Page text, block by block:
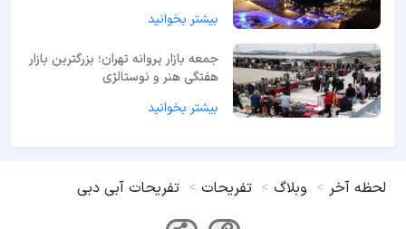
بیشتر بخوانید
جمعه بازار پروانه تهران؛ بزرگترین بازار
هفتگی هنر و نوستالژی
بیشتر بخوانید
لحظه آخر وبلاگ تفریحات تفریحات آبی دبی